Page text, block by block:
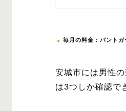
毎月の料金：パントガ
安城市には男性
は3つしか確認で